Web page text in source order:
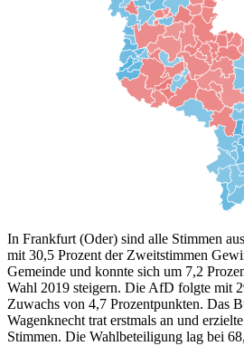
In Frankfurt (Oder) sind alle Stimmen
mit 30,5 Prozent der Zweitstimmen
Gemeinde und konnte sich um 7,2
Wahl 2019 steigern. Die AfD folgte mit
Zuwachs von 4,7 Prozentpunkten. Das
Wagenknecht trat erstmals an und
Stimmen. Die Wahlbeteiligung lag bei